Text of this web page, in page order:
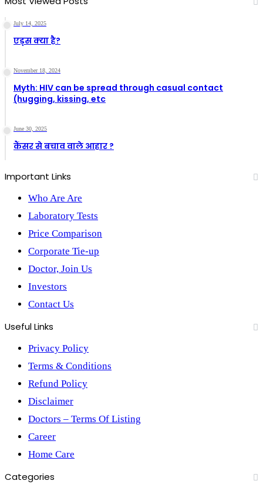
July 14, 2025
एड्स क्या है?
November 18, 2024
Myth: HIV can be spread through casual contact
(hugging, kissing, etc
June 30, 2025
कैंसर से बचाव वाले आहार ?
Important Links
Who Are Are
Laboratory Tests
Price Comparison
Corporate Tie-up
Doctor, Join Us
Investors
Contact Us
Useful Links
Privacy Policy
Terms & Conditions
Refund Policy
Disclaimer
Doctors – Terms Of Listing
Career
Home Care
Categories